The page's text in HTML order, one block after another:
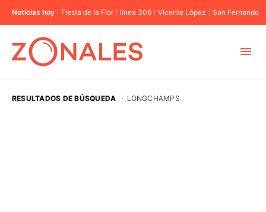
Noticias hoy Fiesta de la Flor línea 306 Vicente López San Fernando
RESULTADOS DE BÚSQUEDA · LONGCHAMPS